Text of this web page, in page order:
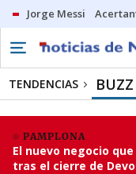
Jorge Messi
TENDENCIAS
PAMPLONA
El nuevo negocio
tras el cierre de